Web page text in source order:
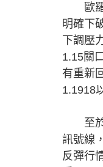
歐羅
明確下
下調壓
1.15關
有重新
1.1918
至於
訊號線
反彈行